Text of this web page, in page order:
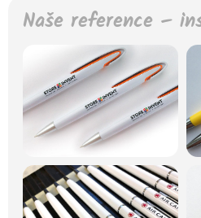
Naše reference –